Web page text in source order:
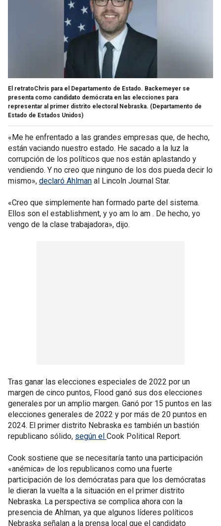
El retratoChris para el Departamento de Estado. Backemeyer se
presenta como candidato demócrata en las elecciones para
representar al primer distrito electoral Nebraska. (Departamento de
Estado de Estados Unidos)
«Me he enfrentado a las grandes empresas que, de hecho,
están vaciando nuestro estado. He sacado a la luz la
corrupción de los políticos que nos están aplastando y
vendiendo. Y no creo que ninguno de los dos pueda decir lo
mismo», declaró Ahlman al Lincoln Journal Star.
«Creo que simplemente han formado parte del sistema.
Ellos son el establishment, y yo am lo am . De hecho, yo
vengo de la clase trabajadora», dijo.
Tras ganar las elecciones especiales de 2022 por un
margen de cinco puntos, Flood ganó sus dos elecciones
generales por un amplio margen. Ganó por 15 puntos en las
elecciones generales de 2022 y por más de 20 puntos en
2024. El primer distrito Nebraska es también un bastión
republicano sólido, según el Cook Political Report.
Cook sostiene que se necesitaría tanto una participación
«anémica» de los republicanos como una fuerte
participación de los demócratas para que los demócratas
le dieran la vuelta a la situación en el primer distrito
Nebraska. La perspectiva se complica ahora con la
presencia de Ahlman, ya que algunos líderes políticos
Nebraska señalan a la prensa local que el candidato